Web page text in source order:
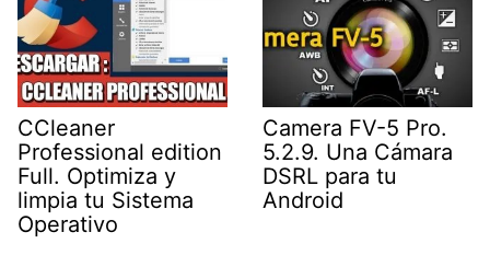
CCleaner
Professional edition
Full. Optimiza y
limpia tu Sistema
Operativo
Camera FV-5 Pro.
5.2.9. Una Cámara
DSRL para tu
Android